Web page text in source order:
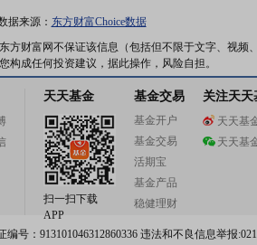
据来源： 东方财富Choice数据
方财富网不保证该信息（包括但不限于文字、视
成任何投资建议，据此操作，风险自担。
天天基金
扫一扫下载
APP
基金交易
基金开户
基金交易
活期宝
基金产品
稳健理财
关注天天
天天基
天天基
：913101046312860336 违法和不良信息举报